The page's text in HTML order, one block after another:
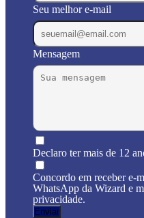
Seu melhor e-mail
Mensagem
Declaro ter mais de 12
Concordo em receber e-
WhatsApp da Wizard e
privacidade.